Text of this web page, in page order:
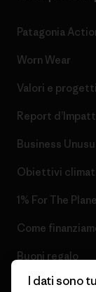
Patagonia
Worn Wear
Valori e progetti
Report
Business
Obiettivi
1% For The
Come
Buoni regalo
Trova un
I dati sono